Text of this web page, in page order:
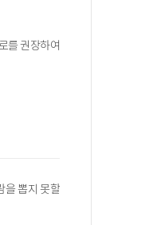
를 권장하여
을 뽑지 못할